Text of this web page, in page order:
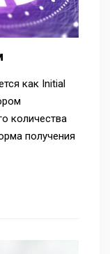
как Initial
количества
получения